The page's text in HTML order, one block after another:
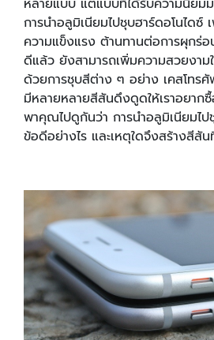
หลายแบบ แต่แบบที่ได้รับความนิยม
การนำอลูมิเนียมไปชุบฮาร์ดอโนไดซ์
ความแข็งแรง ต้านทานต่อการผุกร่
ดีแล้ว ยังสามารถเพิ่มความสวยงา
ด้วยการชุบสีต่าง ๆ อย่าง เคสโทรศั
มีหลายหลายสีสันดึงดูดให้เราอยากซื้
พาคุณไปดูกันว่า การนำอลูมิเนียมไป
ข้อดีอย่างไร และเหตุใดจึงสร้างสีสั